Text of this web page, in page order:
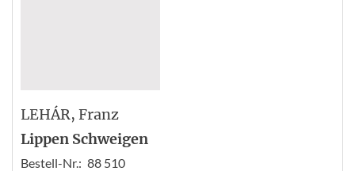
LEHÁR, Franz
Lippen Schweigen
Bestell-Nr.: 88 510